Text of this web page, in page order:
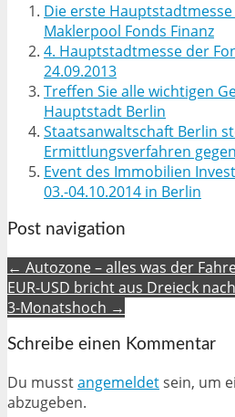
Die erste
Maklerpool Fonds Finanz
4. Hauptstadtmesse der
24.09.2013
Treffen Sie alle wichtigen
Hauptstadt Berlin
Staatsanwaltschaft Berlin
Ermittlungsverfahren
Event des Immobilien
03.-04.10.2014 in Berlin
Post navigation
← Autozone – alles was der
EUR-USD bricht aus Dreieck
3-Monatshoch →
Schreibe einen Kommentar
Du musstangemeldetsein, um
abzugeben.